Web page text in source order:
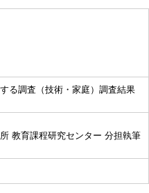
る調査（技術・家庭）調査結果
教育課程研究センター 分担執筆